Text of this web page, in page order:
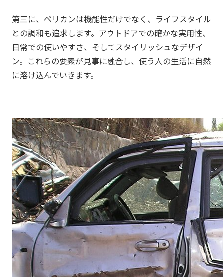
第三に、 ペリカンは機能性だけでなく、ライフスタイル
との調和も追求します。アウトドアでの確かな実用性、
日常での使いやすさ、そしてスタイリッシュなデザイ
ン。これらの要素が見事に融合し、使う人の生活に自然
に溶け込んでいきます。